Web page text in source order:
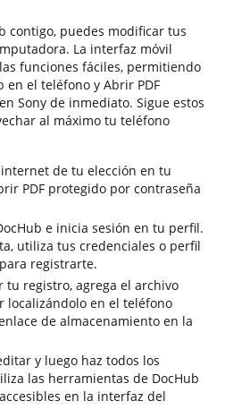
contigo, puedes modificar tus
La interfaz móvil
funciones fáciles, permitiendo
en el teléfono y Abrir PDF
Sony de inmediato. Sigue estos
al máximo tu teléfono
de tu elección en tu
PDF protegido por contraseña
e inicia sesión en tu perfil.
utiliza tus credenciales o perfil
registrarte.
tu registro, agrega el archivo
localizándolo en el teléfono
de almacenamiento en la
y luego haz todos los
las herramientas de DocHub
en la interfaz del